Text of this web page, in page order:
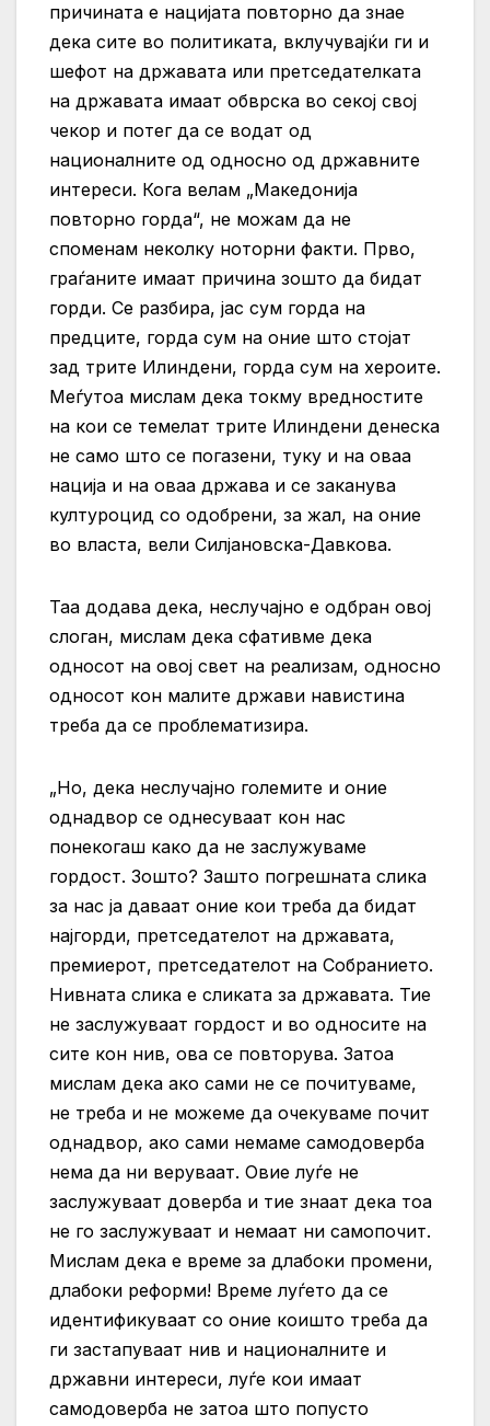
причината е нацијата повторно да знае
дека сите во политиката, вклучувајќи ги и
шефот на државата или претседателката
на државата имаат обврска во секој свој
чекор и потег да се водат од
националните од односно од државните
интереси. Кога велам „Македонија
повторно горда“, не можам да не
споменам неколку ноторни факти. Прво,
граѓаните имаат причина зошто да бидат
горди. Се разбира, јас сум горда на
предците, горда сум на оние што стојат
зад трите Илиндени, горда сум на хероите.
Меѓутоа мислам дека токму вредностите
на кои се темелат трите Илиндени денеска
не само што се погазени, туку и на оваа
нација и на оваа држава и се заканува
културоцид со одобрени, за жал, на оние
во власта, вели Силјановска-Давкова.
Таа додава дека, неслучајно е одбран овој
слоган, мислам дека сфативме дека
односот на овој свет на реализам, односно
односот кон малите држави навистина
треба да се проблематизира.
„Но, дека неслучајно големите и оние
однадвор се однесуваат кон нас
понекогаш како да не заслужуваме
гордост. Зошто? Зашто погрешната слика
за нас ја даваат оние кои треба да бидат
најгорди, претседателот на државата,
премиерот, претседателот на Собранието.
Нивната слика е сликата за државата. Тие
не заслужуваат гордост и во односите на
сите кон нив, ова се повторува. Затоа
мислам дека ако сами не се почитуваме,
не треба и не можеме да очекуваме почит
однадвор, ако сами немаме самодоверба
нема да ни веруваат. Овие луѓе не
заслужуваат доверба и тие знаат дека тоа
не го заслужуваат и немаат ни самопочит.
Мислам дека е време за длабоки промени,
длабоки реформи! Време луѓето да се
идентификуваат со оние коишто треба да
ги застапуваат нив и националните и
државни интереси, луѓе кои имаат
самодоверба не затоа што попусто